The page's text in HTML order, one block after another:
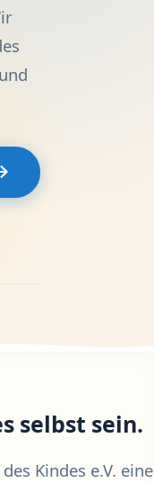
selbst sein.
Kindes e.V. eine